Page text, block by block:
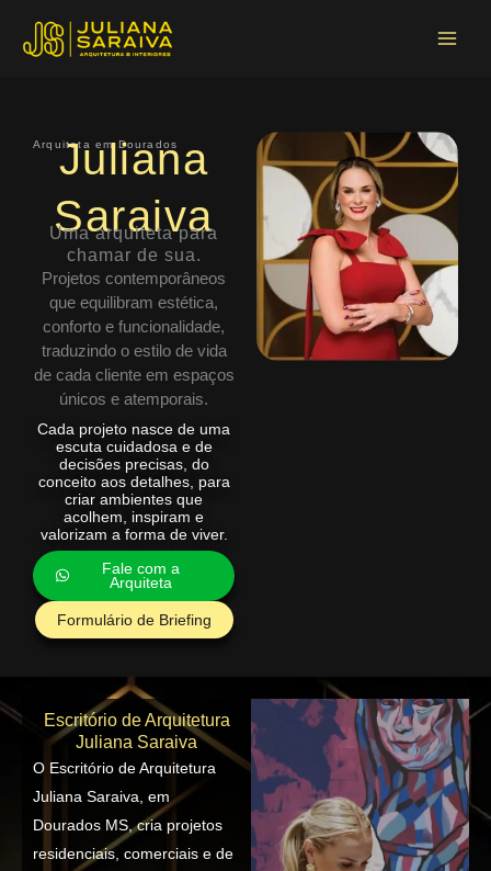
Arquiteta em Dourados
Juliana
Saraiva
Uma arquiteta para
chamar de sua.
Projetos contemporâneos
que equilibram estética,
conforto e funcionalidade,
traduzindo o estilo de vida
de cada cliente em espaços
únicos e atemporais.
Cada projeto nasce de uma
escuta cuidadosa e de
decisões precisas, do
conceito aos detalhes, para
criar ambientes que
acolhem, inspiram e
valorizam a forma de viver.
Fale com a
Arquiteta
Formulário de Briefing
Escritório de Arquitetura
Juliana Saraiva
O Escritório de Arquitetura
Juliana Saraiva, em
Dourados MS, cria projetos
residenciais, comerciais e de